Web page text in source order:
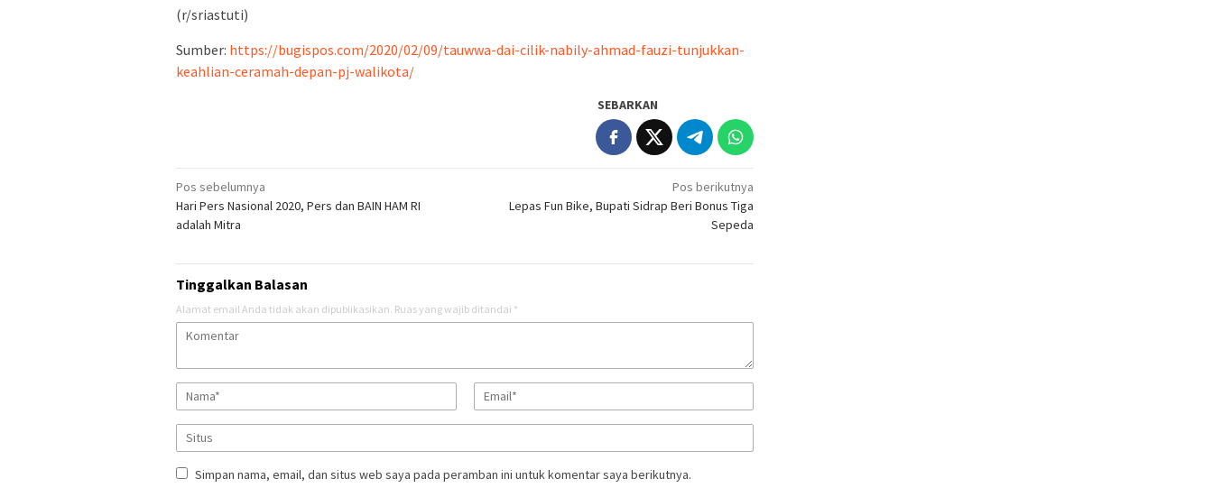
(r/sriastuti)
Sumber: https://bugispos.com/2020/02/09/tauwwa-dai-cilik-nabily-ahmad-fauzi-tunjukkan-
keahlian-ceramah-depan-pj-walikota/
SEBARKAN
Navigasi
pos
Pos sebelumnya
Hari Pers Nasional 2020, Pers dan BAIN HAM RI
adalah Mitra
Pos berikutnya
Lepas Fun Bike, Bupati Sidrap Beri Bonus Tiga
Sepeda
Tinggalkan Balasan
Alamat email Anda tidak akan dipublikasikan. Ruas yang wajib ditandai *
Simpan nama, email, dan situs web saya pada peramban ini untuk komentar saya berikutnya.